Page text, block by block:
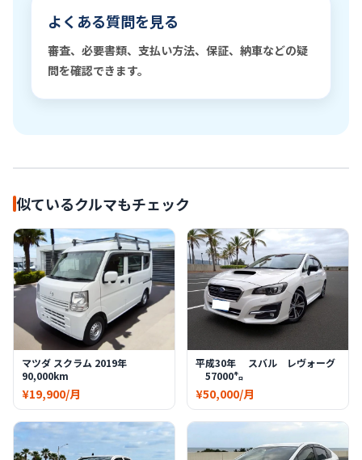
よくある質問を見る
審査、必要書類、支払い方法、保証、納車などの疑
問を確認できます。
似ているクルマもチェック
マツダ スクラム 2019年
90,000km
¥19,900/月
平成30年 スバル レヴォーグ
57000㌔
¥50,000/月